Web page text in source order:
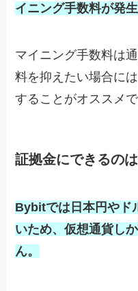
イニング手数料が発生
マイニング手数料は
料を抑えたい場合に
することがオススメで
証拠金にできるの
Bybitでは日本円やド
いため、仮想通貨し
ん。